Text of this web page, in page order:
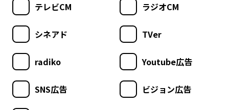
テレビCM ラジオCM
シネアド TVer
radiko Youtube広告
SNS広告 ビジョン広告